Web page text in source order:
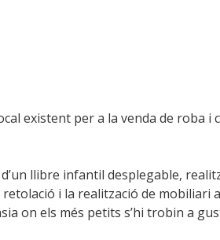
existent per a la venda de roba i
llibre infantil desplegable,
i la realització de mobiliari
on els més petits s’hi trobin a